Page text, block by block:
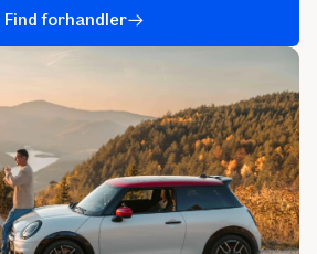
Find forhandler